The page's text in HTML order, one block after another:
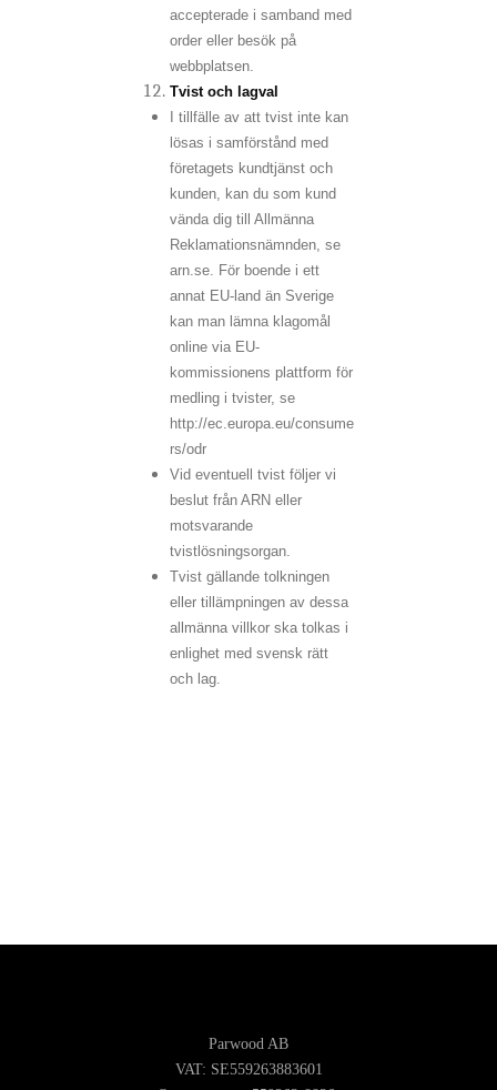
accepterade i samband med
order eller besök på
webbplatsen.
Tvist och lagval
I tillfälle av att tvist inte kan
lösas i samförstånd med
företagets kundtjänst och
kunden, kan du som kund
vända dig till Allmänna
Reklamationsnämnden, se
arn.se. För boende i ett
annat EU-land än Sverige
kan man lämna klagomål
online via EU-
kommissionens plattform för
medling i tvister, se
http://ec.europa.eu/consume
rs/odr
Vid eventuell tvist följer vi
beslut från ARN eller
motsvarande
tvistlösningsorgan.
Tvist gällande tolkningen
eller tillämpningen av dessa
allmänna villkor ska tolkas i
enlighet med svensk rätt
och lag.
Parwood AB
VAT: SE559263883601